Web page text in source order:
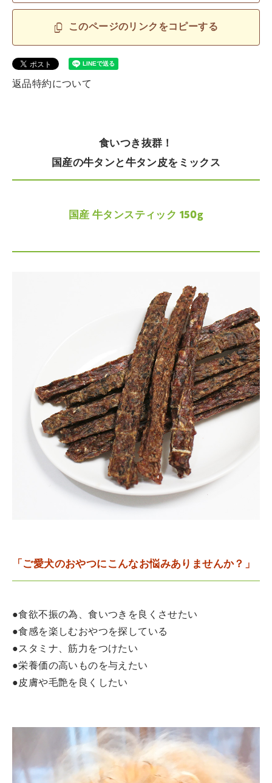
このページのリンクをコピーする
返品特約について
食いつき抜群！
国産の牛タンと牛タン皮をミックス
国産 牛タンスティック 150g
「ご愛犬のおやつにこんなお悩みありませんか？」
●食欲不振の為、食いつきを良くさせたい
●食感を楽しむおやつを探している
●スタミナ、筋力をつけたい
●栄養価の高いものを与えたい
●皮膚や毛艶を良くしたい